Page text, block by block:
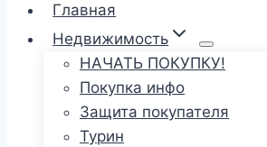
Главная
Недвижимость
НАЧАТЬ ПОКУПКУ!
Покупка инфо
Защита покупателя
Турин